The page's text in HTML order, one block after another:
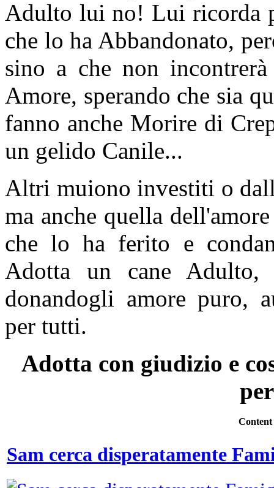
Adulto lui no! Lui ricorda
che lo ha Abbandonato,
sino a che non
Amore, sperando che sia
fanno anche Morire di
un gelido Canile...
Altri muiono investiti o
ma anche quella
che lo ha ferito e
Adotta un cane
donandogli amore puro,
per tutti.
Adotta con giudizio e
Content
Sam cerca disperatamente